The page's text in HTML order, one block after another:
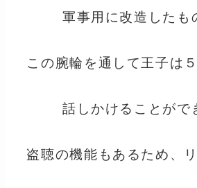
軍事用に改造したも
この腕輪を通して王子は
話しかけることがで
盗聴の機能もあるため、